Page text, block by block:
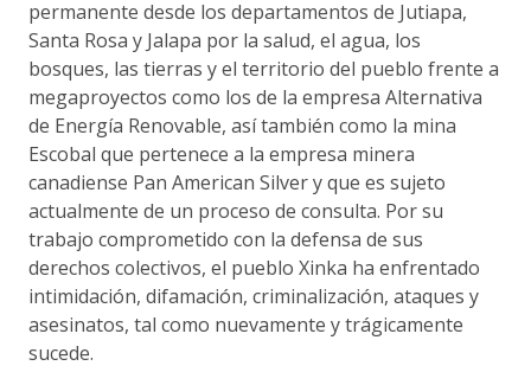
permanente desde los departamentos de Jutiapa,
Santa Rosa y Jalapa por la salud, el agua, los
bosques, las tierras y el territorio del pueblo frente a
megaproyectos como los de la empresa Alternativa
de Energía Renovable, así también como la mina
Escobal que pertenece a la empresa minera
canadiense Pan American Silver y que es sujeto
actualmente de un proceso de consulta. Por su
trabajo comprometido con la defensa de sus
derechos colectivos, el pueblo Xinka ha enfrentado
intimidación, difamación, criminalización, ataques y
asesinatos, tal como nuevamente y trágicamente
sucede.